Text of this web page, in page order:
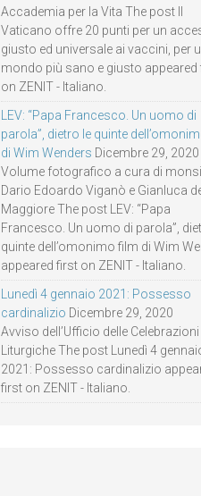
Accademia per la Vita The post Il
Vaticano offre 20 punti per un
giusto ed universale ai vaccini, per
mondo più sano e giusto appeared
on ZENIT - Italiano.
LEV: “Papa Francesco. Un uomo di
parola”, dietro le quinte
di Wim Wenders Dicembre 29, 2020
Volume fotografico a cura di
Dario Edoardo Viganò e Gianluca
Maggiore The post LEV: “Papa
Francesco. Un uomo di parola”,
quinte dell’omonimo film di Wim
appeared first on ZENIT - Italiano.
Lunedì 4 gennaio 2021: Possesso
cardinalizio Dicembre 29, 2020
Avviso dell’Ufficio delle Celebrazioni
Liturgiche The post Lunedì 4
2021: Possesso cardinalizio
first on ZENIT - Italiano.